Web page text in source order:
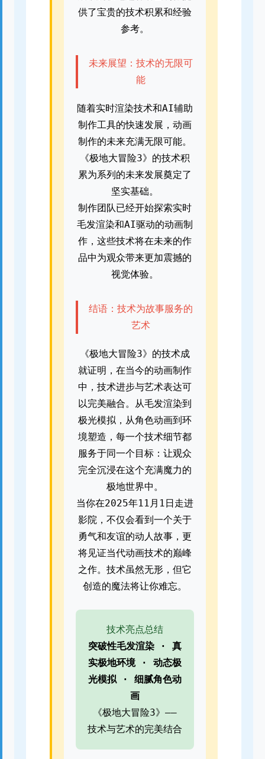
供了宝贵的技术积累和经验
参考。
未来展望：技术的无限可
能
随着实时渲染技术和AI辅助
制作工具的快速发展，动画
制作的未来充满无限可能。
《极地大冒险3》的技术积
累为系列的未来发展奠定了
坚实基础。
制作团队已经开始探索实时
毛发渲染和AI驱动的动画制
作，这些技术将在未来的作
品中为观众带来更加震撼的
视觉体验。
结语：技术为故事服务的
艺术
《极地大冒险3》的技术成
就证明，在当今的动画制作
中，技术进步与艺术表达可
以完美融合。从毛发渲染到
极光模拟，从角色动画到环
境塑造，每一个技术细节都
服务于同一个目标：让观众
完全沉浸在这个充满魔力的
极地世界中。
当你在2025年11月1日走进
影院，不仅会看到一个关于
勇气和友谊的动人故事，更
将见证当代动画技术的巅峰
之作。技术虽然无形，但它
创造的魔法将让你难忘。
技术亮点总结
突破性毛发渲染 · 真
实极地环境 · 动态极
光模拟 · 细腻角色动
画
《极地大冒险3》——
技术与艺术的完美结合